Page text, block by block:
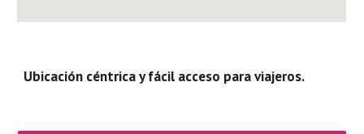
Ubicación céntrica y fácil acceso para viajeros.